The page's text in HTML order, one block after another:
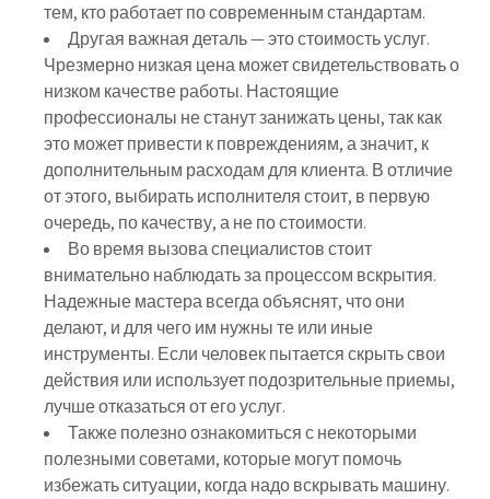
тем, кто работает по современным стандартам.
Другая важная деталь — это стоимость услуг.
Чрезмерно низкая цена может свидетельствовать о
низком качестве работы. Настоящие
профессионалы не станут занижать цены, так как
это может привести к повреждениям, а значит, к
дополнительным расходам для клиента. В отличие
от этого, выбирать исполнителя стоит, в первую
очередь, по качеству, а не по стоимости.
Во время вызова специалистов стоит
внимательно наблюдать за процессом вскрытия.
Надежные мастера всегда объяснят, что они
делают, и для чего им нужны те или иные
инструменты. Если человек пытается скрыть свои
действия или использует подозрительные приемы,
лучше отказаться от его услуг.
Также полезно ознакомиться с некоторыми
полезными советами, которые могут помочь
избежать ситуации, когда надо вскрывать машину.